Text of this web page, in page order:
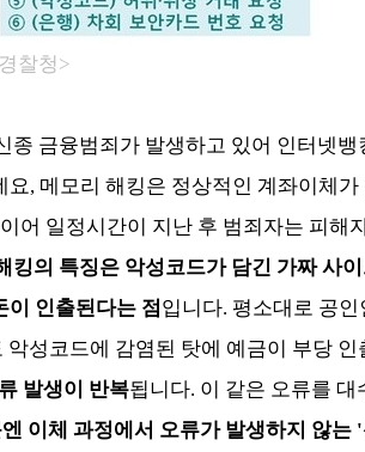
찰청>
금융범죄가 발생하고 있어 인터넷뱅
요, 메모리 해킹은 정상적인 계좌이체
어 일정시간이 지난 후 범죄자는 피해
킹의 특징은 악성코드가 담긴 가짜 사
이 인출된다는 점입니다. 평소대로 공
성코드에 감염된 탓에 예금이 부당 인
발생이 반복됩니다. 이 같은 오류를
이체 과정에서 오류가 발생하지 않는